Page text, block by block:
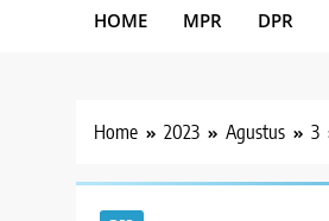
HOME MPR DPR
Home 2023 Agustus 3